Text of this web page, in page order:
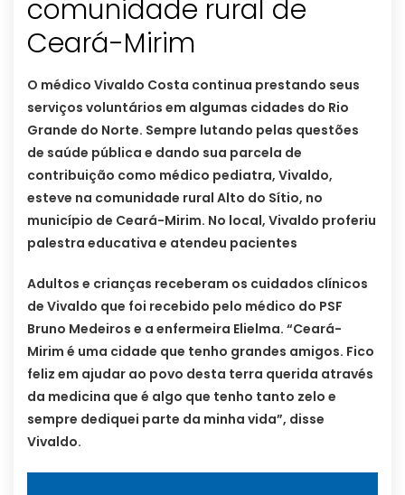
comunidade rural de
Ceará-Mirim
O médico Vivaldo Costa continua prestando seus
serviços voluntários em algumas cidades do Rio
Grande do Norte. Sempre lutando pelas questões
de saúde pública e dando sua parcela de
contribuição como médico pediatra, Vivaldo,
esteve na comunidade rural Alto do Sítio, no
município de Ceará-Mirim. No local, Vivaldo proferiu
palestra educativa e atendeu pacientes
Adultos e crianças receberam os cuidados clínicos
de Vivaldo que foi recebido pelo médico do PSF
Bruno Medeiros e a enfermeira Elielma. “Ceará-
Mirim é uma cidade que tenho grandes amigos. Fico
feliz em ajudar ao povo desta terra querida através
da medicina que é algo que tenho tanto zelo e
sempre dediquei parte da minha vida”, disse
Vivaldo.